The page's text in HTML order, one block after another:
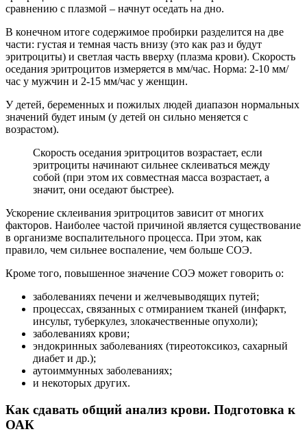
сравнению с плазмой – начнут оседать на дно.
В конечном итоге содержимое пробирки разделится на две
части: густая и темная часть внизу (это как раз и будут
эритроциты) и светлая часть вверху (плазма крови). Скорость
оседания эритроцитов измеряется в мм/час. Норма: 2-10 мм/
час у мужчин и 2-15 мм/час у женщин.
У детей, беременных и пожилых людей диапазон нормальных
значений будет иным (у детей он сильно меняется с
возрастом).
Скорость оседания эритроцитов возрастает, если
эритроциты начинают сильнее склеиваться между
собой (при этом их совместная масса возрастает, а
значит, они оседают быстрее).
Ускорение склеивания эритроцитов зависит от многих
факторов. Наиболее частой причиной является существование
в организме воспалительного процесса. При этом, как
правило, чем сильнее воспаление, чем больше СОЭ.
Кроме того, повышенное значение СОЭ может говорить о:
заболеваниях печени и желчевыводящих путей;
процессах, связанных с отмиранием тканей (инфаркт,
инсульт, туберкулез, злокачественные опухоли);
заболеваниях крови;
эндокринных заболеваниях (тиреотоксикоз, сахарный
диабет и др.);
аутоиммунных заболеваниях;
и некоторых других.
Как сдавать общий анализ крови. Подготовка к
ОАК